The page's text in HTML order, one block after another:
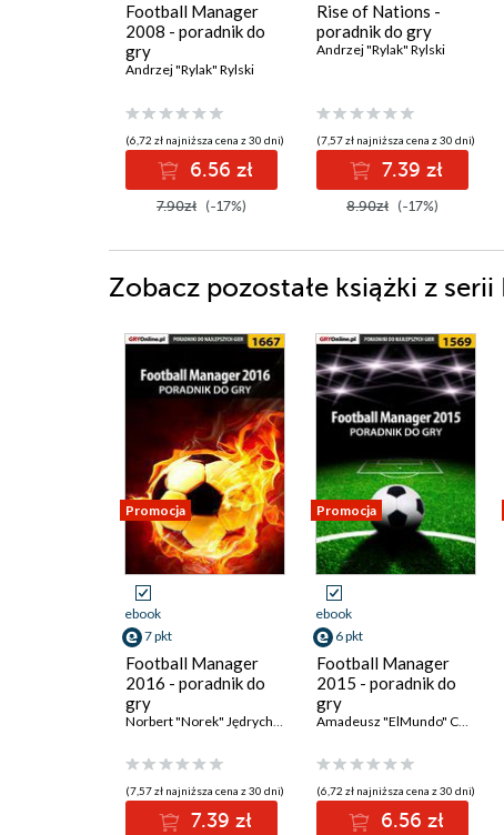
Football Manager
2008 - poradnik do
gry
Andrzej "Rylak" Rylski
(6,72 zł najniższa cena z 30 dni)
6.56 zł
7.90zł (-17%)
Rise of Nations -
poradnik do gry
Andrzej "Rylak" Rylski
(7,57 zł najniższa cena z 30 dni)
7.39 zł
8.90zł (-17%)
Zobacz pozostałe książki z
Promocja
ebook
7 pkt
Football Manager
2016 - poradnik do
gry
(7,57 zł najniższa cena z 30 dni)
7.39 zł
Promocja
ebook
6 pkt
Football Manager
2015 - poradnik do
gry
(6,72 zł najniższa cena z 30 dni)
6.56 zł